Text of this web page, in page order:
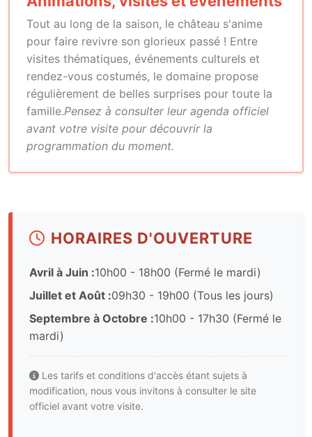
Tout au long de la saison, le château s'anime
pour faire revivre son glorieux passé ! Entre
visites thématiques, événements culturels et
rendez-vous costumés, le domaine propose
régulièrement de belles surprises pour toute la
famille.Pensez à consulter leur agenda officiel
avant votre visite pour découvrir la
programmation du moment.
HORAIRES D'OUVERTURE
Avril à Juin :10h00 - 18h00 (Fermé le mardi)
Juillet et Août :09h30 - 19h00 (Tous les jours)
Septembre à Octobre :10h00 - 17h30 (Fermé le
mardi)
Les tarifs et conditions d'accès étant sujets à
modification, nous vous invitons à consulter le site
officiel avant votre visite.